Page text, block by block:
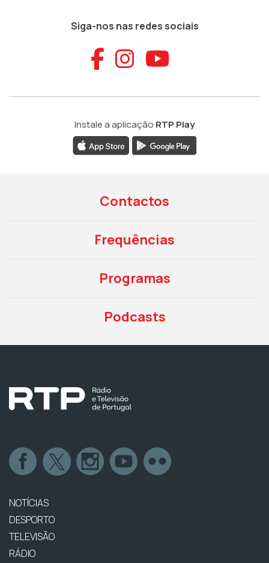
Siga-nos nas redes sociais
Aceder ao
Aceder ao
Aceder
Instale a aplicação RTP Play
Contactos
Frequências
Programas
Podcasts
NOTÍCIAS
DESPORTO
TELEVISÃO
RÁDIO